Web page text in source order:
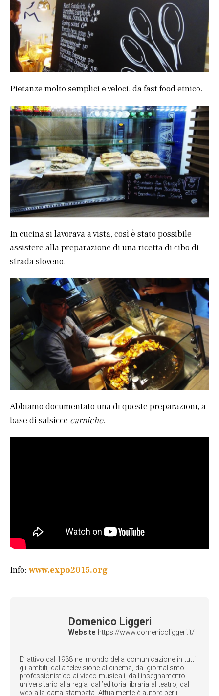
Pietanze molto semplici e veloci, da fast food etnico.
In cucina si lavorava a vista, così è stato possibile
assistere alla preparazione di una ricetta di cibo di
strada sloveno.
Abbiamo documentato una di queste preparazioni, a
base di salsicce carniche.
Info: www.expo2015.org
Domenico Liggeri
Website https://www.domenicoliggeri.it/
E’ attivo dal 1988 nel mondo della comunicazione in tutti
gli ambiti, dalla televisione al cinema, dal giornalismo
professionistico ai video musicali, dall’insegnamento
universitario alla regia, dall’editoria libraria al teatro, dal
web alla carta stampata. Attualmente è autore per i